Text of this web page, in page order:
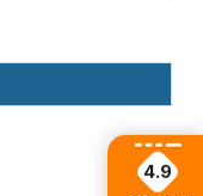
ewentualnych kosztów
4.9